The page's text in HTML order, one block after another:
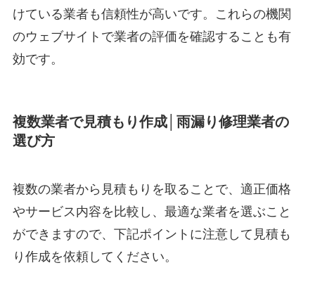
けている業者も信頼性が高いです。これらの機関
のウェブサイトで業者の評価を確認することも有
効です。
複数業者で見積もり作成│雨漏り修理業者の
選び方
複数の業者から見積もりを取ることで、適正価格
やサービス内容を比較し、最適な業者を選ぶこと
ができますので、下記ポイントに注意して見積も
り作成を依頼してください。